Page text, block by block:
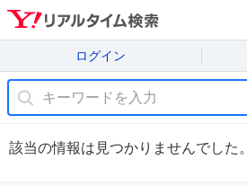
ログイン
該当の情報は見つかりませんでした。